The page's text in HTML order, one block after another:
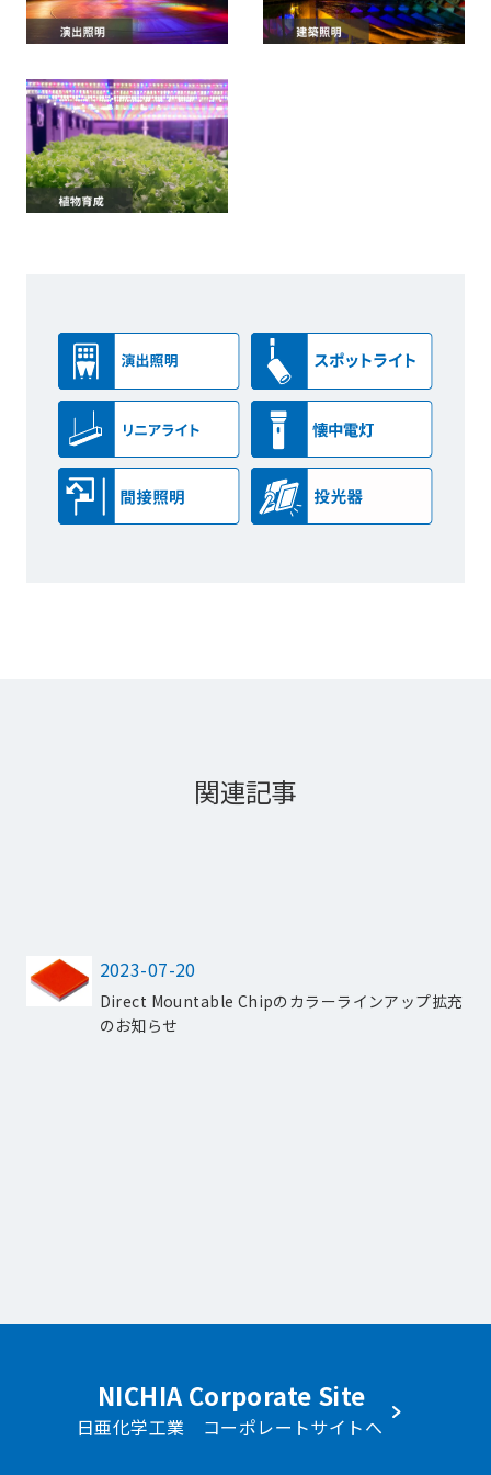
関連記事
2023-07-20
Direct Mountable Chipのカラーラインアップ拡充
のお知らせ
NICHIA Corporate Site
日亜化学工業 コーポレートサイトへ